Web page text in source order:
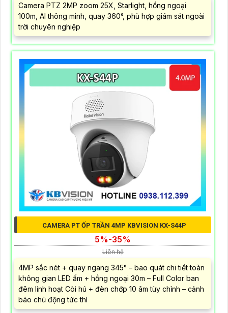
Camera PTZ 2MP zoom 25X, Starlight, hồng ngoại
100m, AI thông minh, quay 360°, phù hợp giám sát ngoài
trời chuyên nghiệp
CAMERA PT ỐP TRẦN 4MP KBVISION KX-S44P
5%-35%
Liên hệ
4MP sắc nét + quay ngang 345° – bao quát chi tiết toàn
không gian LED ấm + hồng ngoại 30m – Full Color ban
đêm linh hoạt Còi hú + đèn chớp 10 âm tùy chỉnh – cảnh
báo chủ động tức thì